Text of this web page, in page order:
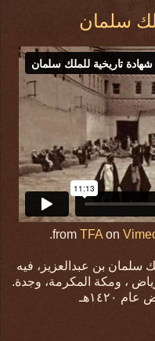
سلمان
TFA on
.
سلمان بن عبدالعزيز، فيه
، ومكة المكرمة، وجدة.
١٤٢٠هـ